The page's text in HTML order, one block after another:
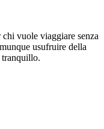
vuole viaggiare senza
usufruire della